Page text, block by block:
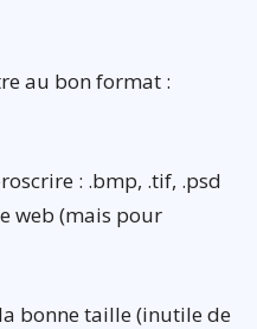
au bon format :
: .bmp, .tif, .psd
web (mais pour
bonne taille (inutile de